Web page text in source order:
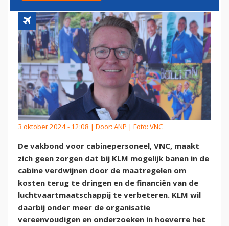
3 oktober 2024 - 12:08 | Door: ANP | Foto: VNC
De vakbond voor cabinepersoneel, VNC, maakt
zich geen zorgen dat bij KLM mogelijk banen in de
cabine verdwijnen door de maatregelen om
kosten terug te dringen en de financiën van de
luchtvaartmaatschappij te verbeteren. KLM wil
daarbij onder meer de organisatie
vereenvoudigen en onderzoeken in hoeverre het